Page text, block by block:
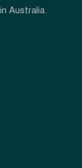
Australia.